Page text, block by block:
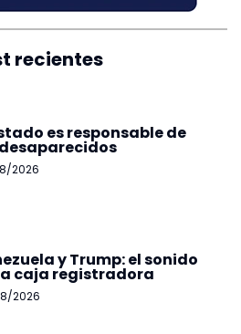
recientes
es responsable de
2026
y Trump: el sonido
caja registradora
2026